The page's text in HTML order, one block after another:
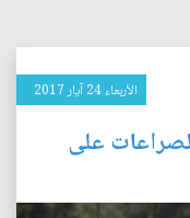
الأربعاء 24 آيار 2017
على